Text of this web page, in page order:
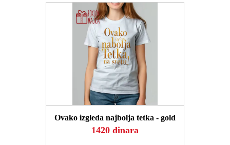
POGLEDAJ
Ovako izgleda najbolja tetka - gold
1420 dinara